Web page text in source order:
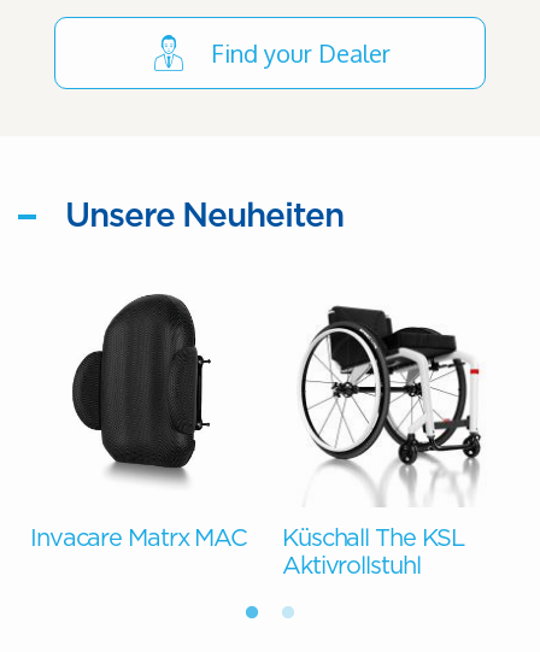
Find your Dealer
Unsere Neuheiten
Invacare Matrx MAC
Küschall The KSL
Aktivrollstuhl